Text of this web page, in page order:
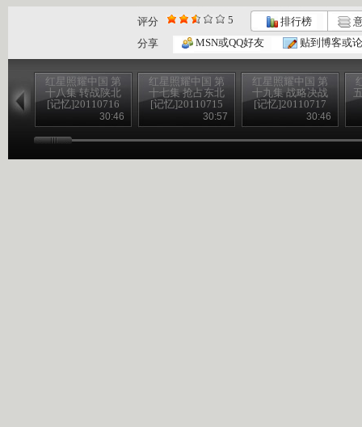
评分 5 排行榜
分享
MSN或QQ好友 贴到博客或
红星照耀中国 第
十八集 转战陕北
[记忆]20110716
30:46
红星照耀中国 第
十七集 抢占东北
[记忆]20110715
30:57
红星照耀中国 第
十九集 战略决战
[记忆]20110717
30:46